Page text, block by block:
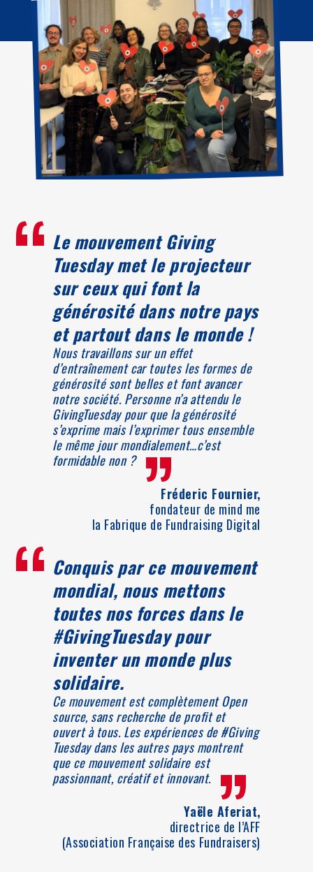
“ Le mouvement Giving
Tuesday met le projecteur
sur ceux qui font la
générosité dans notre pays
et partout dans le monde !
Nous travaillons sur un effet
d’entraînement car toutes les formes de
générosité sont belles et font avancer
notre société. Personne n’a attendu le
GivingTuesday pour que la générosité
s’exprime mais l’exprimer tous ensemble
le même jour mondialement…c’est
formidable non ? ”Fréderic Fournier,
fondateur de mind me
la Fabrique de Fundraising Digital
“ Conquis par ce mouvement
mondial, nous mettons
toutes nos forces dans le
#GivingTuesday pour
inventer un monde plus
solidaire.
Ce mouvement est complètement Open
source, sans recherche de profit et
ouvert à tous. Les expériences de #Giving
Tuesday dans les autres pays montrent
que ce mouvement solidaire est
passionnant, créatif et innovant. ”
Yaële Aferiat,
directrice de l’AFF
(Association Française des Fundraisers)